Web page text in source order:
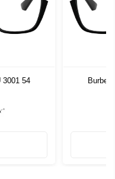
3001 54